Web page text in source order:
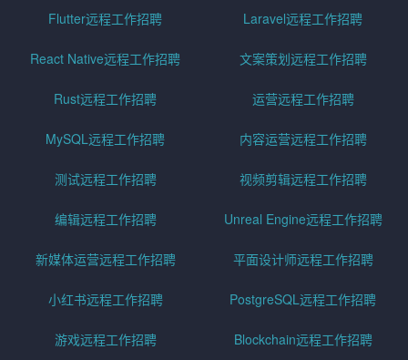
Flutter远程工作招聘 Laravel远程工作招聘
React Native远程工作招聘 文案策划远程工作招聘
Rust远程工作招聘 运营远程工作招聘
MySQL远程工作招聘 内容运营远程工作招聘
测试远程工作招聘 视频剪辑远程工作招聘
编辑远程工作招聘 Unreal Engine远程工作招聘
新媒体运营远程工作招聘 平面设计师远程工作招聘
小红书远程工作招聘 PostgreSQL远程工作招聘
游戏远程工作招聘 Blockchain远程工作招聘